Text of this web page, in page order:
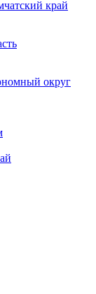
край
округ